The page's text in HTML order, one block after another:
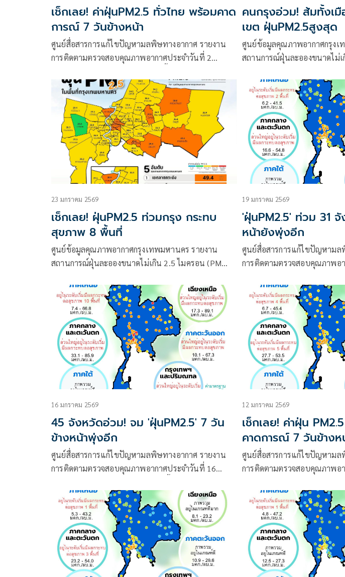
เช็กเลย! ค่าฝุ่นPM2.5 ทั่วไทย พร้อมคาด
การณ์ 7 วันข้างหน้า
ศูนย์สื่อสารการแก้ไขปัญหามลพิษทางอากาศ รายงาน
การติดตามตรวจสอบคุณภาพอากาศประจำวันที่ 2
คนกรุงอ่วม! ส้มทั้งเมื
เขต ฝุ่นPM2.5สูงสุด
ศูนย์ข้อมูลคุณภาพอากาศกรุงเ
สถานการณ์ฝุ่นละอองขนาดไม่
เวลา 07:00 น.
23 มกราคม 2569
เช็กเลย! ฝุ่นPM2.5 ท่วมกรุง กระทบ
สุขภาพ 8 พื้นที่
ศูนย์ข้อมูลคุณภาพอากาศกรุงเทพมหานคร รายงาน
สถานการณ์ฝุ่นละอองขนาดไม่เกิน 2.5 ไมครอน (PM
กรุงเทพมหานคร
19 มกราคม 2569
'ฝุ่นPM2.5' ท่วม 31
หน้ายังพุ่งอีก
ศูนย์สื่อสารการแก้ไขปัญหามล
การติดตามตรวจสอบคุณภาพอ
16 มกราคม 2569
45 จังหวัดอ่วม! จม 'ฝุ่นPM2.5' 7 วัน
ข้างหน้าพุ่งอีก
ศูนย์สื่อสารการแก้ไขปัญหามลพิษทางอากาศ รายงาน
การติดตามตรวจสอบคุณภาพอากาศประจำวันที่ 16
12 มกราคม 2569
เช็กเลย! ค่าฝุ่น
คาดการณ์ 7 วันข้างห
ศูนย์สื่อสารการแก้ไขปัญหามล
การติดตามตรวจสอบคุณภาพอ